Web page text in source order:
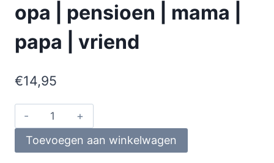
opa | pensioen | mama |
papa | vriend
€14,95
Toevoegen aan winkelwagen